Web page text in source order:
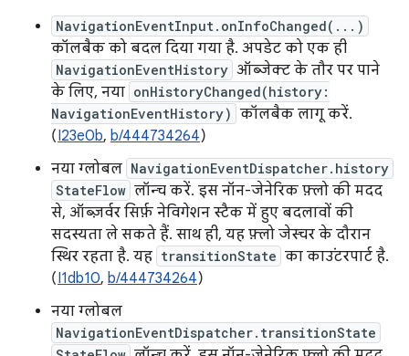
NavigationEventInput.onInfoChanged(...)
कॉलबैक को बदल दिया गया है. अपडेट को एक ही
NavigationEventHistory ऑब्जेक्ट के तौर पर पाने
के लिए, नया onHistoryChanged(history:
NavigationEventHistory) कॉलबैक लागू करें.
(I23e0b, b/444734264)
नया ग्लोबल NavigationEventDispatcher.history
StateFlow लॉन्च करें. इस नॉन-जेनेरिक फ़्लो की मदद
से, ऑब्ज़र्वर सिर्फ़ नेविगेशन स्टैक में हुए बदलावों की
सदस्यता ले सकते हैं. साथ ही, यह फ़्लो जेस्चर के दौरान
स्थिर रहता है. यह transitionState का काउंटरपार्ट है.
(I1db10, b/444734264)
नया ग्लोबल
NavigationEventDispatcher.transitionState